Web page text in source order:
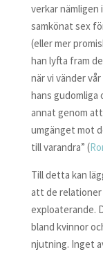
verkar nämligen
samkönat sex
(eller mer
han lyfta fram
när vi vänder
hans gudomliga
annat genom
umgänget mot
till varandra” (
Till detta kan
att de relationer
exploaterande.
bland kvinnor
njutning. Inget